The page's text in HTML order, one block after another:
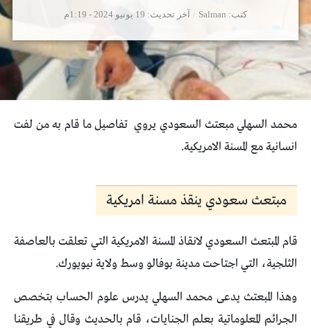
كتب Salman آخر تحديث 19 يونيو 2024 - 1:19م
محمد السهلي مبعتث السعودي يروي تفاصيل ما قام به من لفت
انسانية مع المسنة الامريكية.
مبتعث سعودي ينقذ مسنة امريكية
قام المبتعث السعودي لانقاذ المسنة الامريكية التي تعلقت بالعاصفة
الثلجية، التي اجتاحت مدينة بوفالو وسط ولاية نيويورك.
وهذا المبعتث يدعى محمد السهلي يدرس علوم الحساب بتخصص
الجرائم المعلوماتية بعلم الجنايات، قام بالحديث وقال في طريقنا